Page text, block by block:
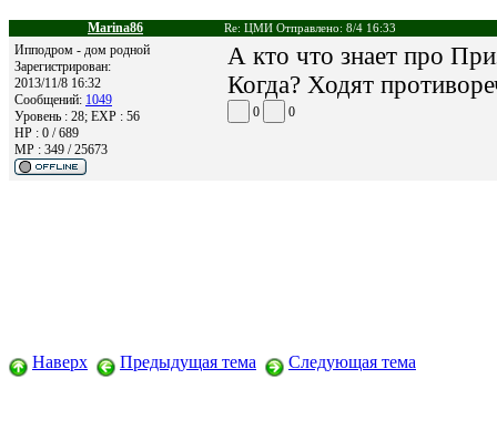
Marina86 Re: ЦМИ Отправлено: 8/4 16:33
Ипподром - дом родной
Зарегистрирован:
2013/11/8 16:32
Сообщений: 1049
Уровень : 28; EXP : 56
HP : 0 / 689
MP : 349 / 25673
А кто что знает про
Когда? Ходят
0 0
Наверх Предыдущая тема Следующая тема